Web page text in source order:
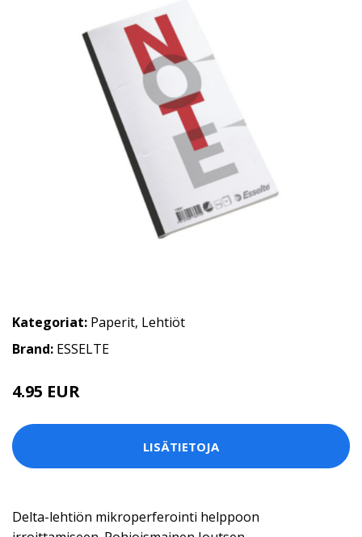
Kategoriat: Paperit, Lehtiöt
Brand: ESSELTE
4.95 EUR
LISÄTIETOJA
Delta-lehtiön mikroperferointi helppoon